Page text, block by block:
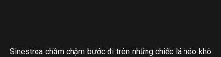
Sinestrea chầm chậm bước đi trên những chiếc lá héo khô